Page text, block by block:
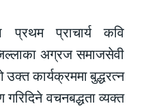
प्रथम प्राचार्य कवि
अग्रज समाजसेवी
कार्यक्रममा बुद्धरत्न
गरिदिने वचनबद्धता व्यक्त